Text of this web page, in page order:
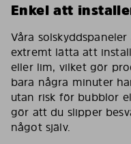
Enkel att
Våra
extremt lätta att
eller lim, vilket gör
bara några minuter
utan risk för bubblor
gör att du slipper
något själv.